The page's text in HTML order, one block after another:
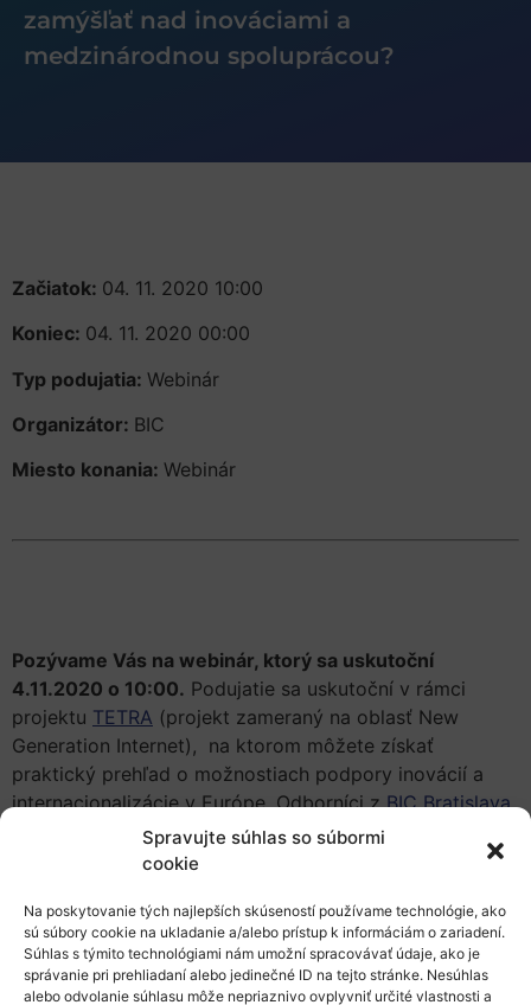
Spravujte súhlas so súbormi
cookie
Na poskytovanie tých najlepších skúseností používame technológie, ako
sú súbory cookie na ukladanie a/alebo prístup k informáciám o zariadení.
Súhlas s týmito technológiami nám umožní spracovávať údaje, ako je
správanie pri prehliadaní alebo jedinečné ID na tejto stránke. Nesúhlas
alebo odvolanie súhlasu môže nepriaznivo ovplyvniť určité vlastnosti a
zamýšľať nad inováciami a
medzinárodnou spoluprácou?
Začiatok: 04. 11. 2020 10:00
Koniec: 04. 11. 2020 00:00
Typ podujatia: Webinár
Organizátor: BIC
Miesto konania: Webinár
Pozývame Vás na webinár, ktorý sa uskutoční
4.11.2020 o 10:00. Podujatie sa uskutoční v rámci
projektu TETRA (projekt zameraný na oblasť New
Generation Internet), na ktorom môžete získať
praktický prehľad o možnostiach podpory inovácií a
internacionalizácie v Európe. Odborníci zBIC Bratislava
s 28-ročnými praktickými skúsenosťami s využívaním
programov, nástrojov, sietí, databáz, formálnych alebo
praktické rady.
Čo zvážiť pred vstupom do
medzinárodnej spolupráce v oblasti inovácií, čo vás to